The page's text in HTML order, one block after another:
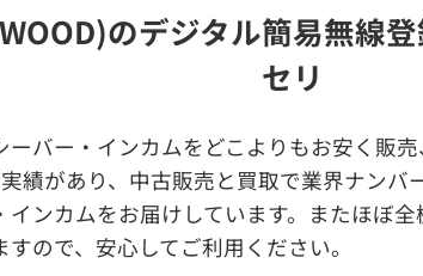
のデジタル簡易無線
セリ
バー・インカムをどこよりもお安く販
績があり、中古販売と買取で業界ナンバ
ンカムをお届けしています。またほぼ
ので、安心してご利用ください。